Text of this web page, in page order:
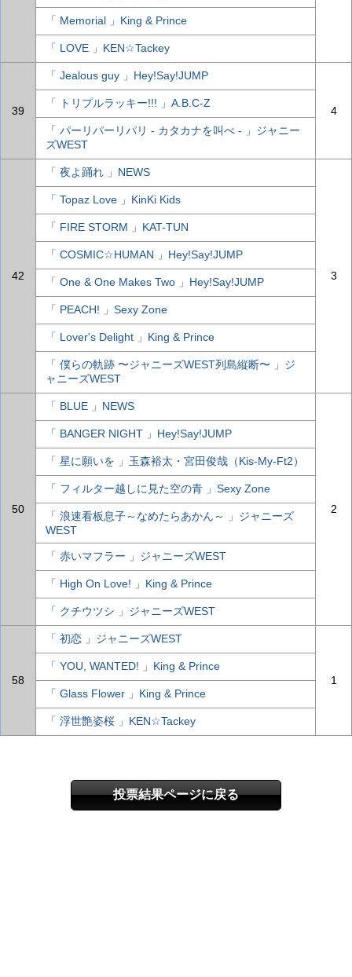
「 Memorial 」King & Prince
「 LOVE 」KEN☆Tackey
39
「 Jealous guy 」Hey!Say!JUMP
4
「 トリプルラッキー!!! 」A.B.C-Z
「 パーリパーリパリ - カタカナを叫べ - 」ジャニー
ズWEST
42
「 夜よ踊れ 」NEWS
3
「 Topaz Love 」KinKi Kids
「 FIRE STORM 」KAT-TUN
「 COSMIC☆HUMAN 」Hey!Say!JUMP
「 One & One Makes Two 」Hey!Say!JUMP
「 PEACH! 」Sexy Zone
「 Lover's Delight 」King & Prince
「 僕らの軌跡 〜ジャニーズWEST列島縦断〜 」ジ
ャニーズWEST
50
「 BLUE 」NEWS
2
「 BANGER NIGHT 」Hey!Say!JUMP
「 星に願いを 」玉森裕太・宮田俊哉（Kis-My-Ft2）
「 フィルター越しに見た空の青 」Sexy Zone
「 浪速看板息子～なめたらあかん～ 」ジャニーズ
WEST
「 赤いマフラー 」ジャニーズWEST
「 High On Love! 」King & Prince
「 クチウツシ 」ジャニーズWEST
58
「 初恋 」ジャニーズWEST
1
「 YOU, WANTED! 」King & Prince
「 Glass Flower 」King & Prince
「 浮世艶姿桜 」KEN☆Tackey
投票結果ページに戻る